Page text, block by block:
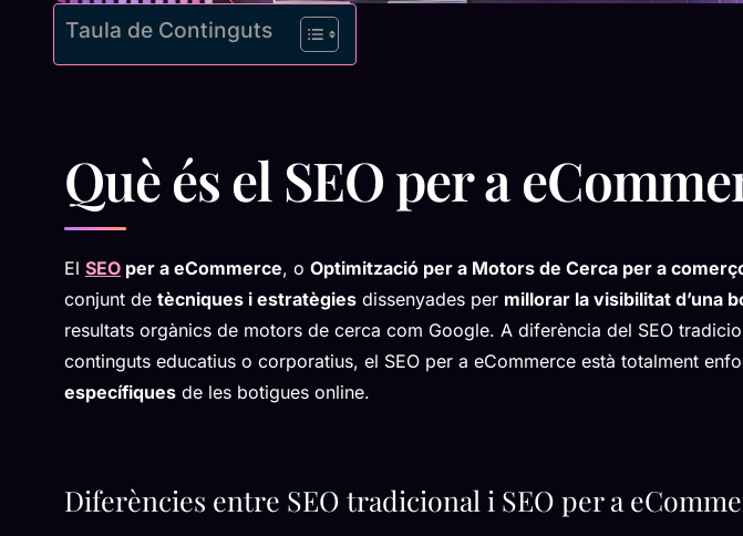
Taula de Continguts
Què és el SEO per a
El SEO per a eCommerce, o Optimització per a Motors de Cerca per a
conjunt de tècniques i estratègies dissenyades per millorar la visibilitat d’una
resultats orgànics de motors de cerca com Google. A diferència del SEO
continguts educatius o corporatius, el SEO per a eCommerce està totalment
específiques de les botigues online.
Diferències entre SEO tradicional i SEO per a